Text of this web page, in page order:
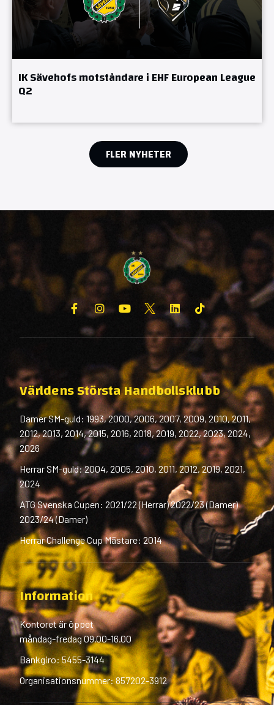
IK Sävehofs motståndare i EHF European League
Q2
FLER NYHETER
Världens Största Handbollsklubb
Damer SM-guld: 1993, 2000, 2006, 2007, 2009, 2010, 2011,
2012, 2013, 2014, 2015, 2016, 2018, 2019, 2022, 2023, 2024,
2026
Herrar SM-guld: 2004, 2005, 2010, 2011, 2012, 2019, 2021,
2024
ATG Svenska Cupen: 2021/22 (Herrar) 2022/23 (Damer)
2023/24 (Damer)
Herrar Challenge Cup Mästare: 2014
Information
Kontoret är öppet
måndag-fredag 09.00-16.00
Bankgiro: 5455-3144
Organisationsnummer: 857202-3912